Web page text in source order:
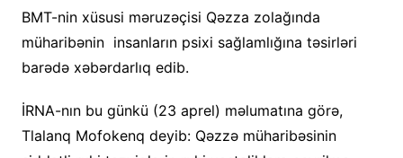
BMT-nin xüsusi məruzəçisi Qəzza zolağında
müharibənin insanların psixi sağlamlığına təsirləri
barədə xəbərdarlıq edib.
İRNA-nın bu günkü (23 aprel) məlumatına görə,
Tlalanq Mofokenq deyib: Qəzzə müharibəsinin